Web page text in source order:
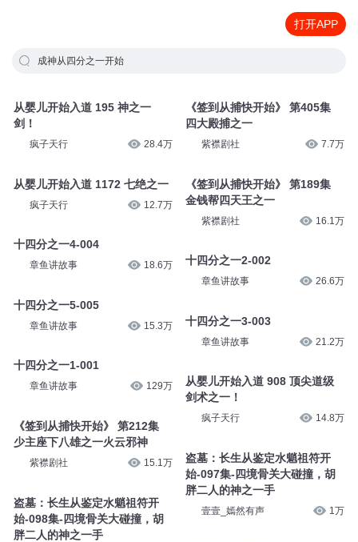
打开APP
成神从四分之一开始
从婴儿开始入道 195 神之一
剑！
疯子天行 28.4万
从婴儿开始入道 1172 七绝之一
疯子天行 12.7万
十四分之一4-004
章鱼讲故事 18.6万
十四分之一5-005
章鱼讲故事 15.3万
十四分之一1-001
章鱼讲故事 129万
《签到从捕快开始》 第212集
少主座下八雄之一火云邪神
紫襟剧社 15.1万
盗墓：长生从鉴定水魈祖符开
始-098集-四境骨关大碰撞，胡
胖二人的神之一手
《签到从捕快开始》 第405集
四大殿捕之一
紫襟剧社 7.7万
《签到从捕快开始》 第189集
金钱帮四天王之一
紫襟剧社 16.1万
十四分之一2-002
章鱼讲故事 26.6万
十四分之一3-003
章鱼讲故事 21.2万
从婴儿开始入道 908 顶尖道级
剑术之一！
疯子天行 14.8万
盗墓：长生从鉴定水魈祖符开
始-097集-四境骨关大碰撞，胡
胖二人的神之一手
壹壹_嫣然有声 1万